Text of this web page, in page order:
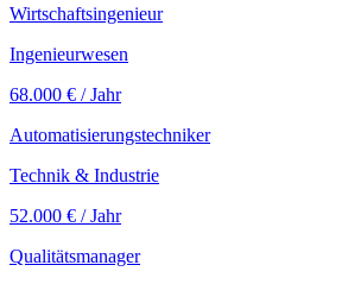
Wirtschaftsingenieur
Ingenieurwesen
68.000 € / Jahr
Automatisierungstechniker
Technik & Industrie
52.000 € / Jahr
Qualitätsmanager